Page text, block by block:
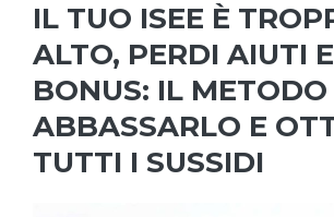
IL TUO ISEE È
ALTO, PERDI AIUTI E
BONUS: IL METODO
ABBASSARLO E
TUTTI I SUSSIDI